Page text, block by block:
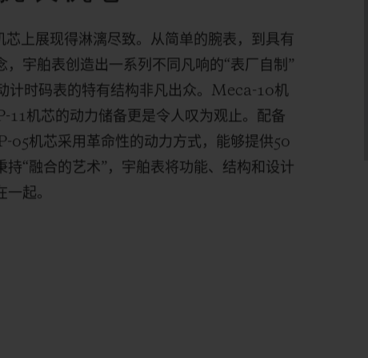
芯上展现得淋漓尽致。从简单的腕表，到具有
，宇舶表创造出一系列不同凡响的“表厂自制”
计时码表的特有结构非凡出众。 Meca-10机
11机芯的动力储备更是令人叹为观止。配备
05机芯采用革命性的动力方式，能够提供50
持“融合的艺术”，宇舶表将功能、结构和设计
起。